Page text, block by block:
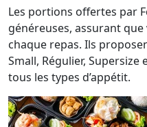
Les portions offertes par
généreuses, assurant
chaque repas. Ils
Small, Régulier, Supersize
tous les types d’appétit.